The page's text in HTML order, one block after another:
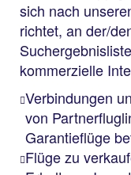
sich nach
richtet, an der/
kommerzielle
Verbindungen
von
Garantieflüge
Flüge zu